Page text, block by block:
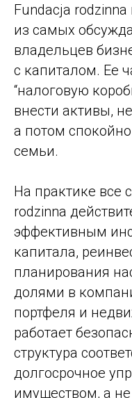
Fundacja
из самых
владельцев
с капиталом. Ее
“налоговую
внести активы,
а потом
семьи.
На практике все
rodzinna
эффективным
капитала,
планирования
долями в
портфеля и
работает
структура
долгосрочное
имуществом, а